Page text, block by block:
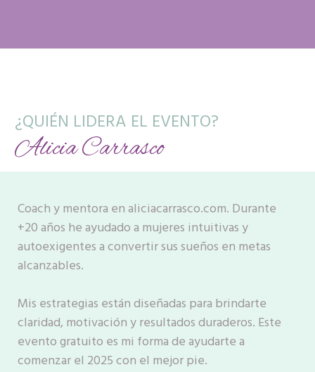
¿QUIÉN LIDERA EL EVENTO?
Alicia Carrasco
Coach y mentora en aliciacarrasco.com. Durante
+20 años he ayudado a mujeres intuitivas y
autoexigentes a convertir sus sueños en metas
alcanzables.
Mis estrategias están diseñadas para brindarte
claridad, motivación y resultados duraderos. Este
evento gratuito es mi forma de ayudarte a
comenzar el 2025 con el mejor pie.